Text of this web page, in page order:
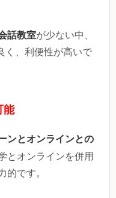
話教室が少ない中、
く、利便性が高いで
能
ンとオンラインとの
とオンラインを併用
的です。